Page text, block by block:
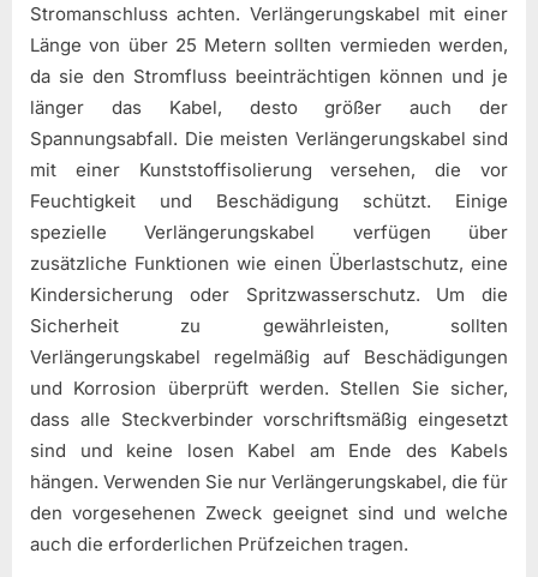
Stromanschluss achten. Verlängerungskabel mit einer
Länge von über 25 Metern sollten vermieden werden,
da sie den Stromfluss beeinträchtigen können und je
länger das Kabel, desto größer auch der
Spannungsabfall. Die meisten Verlängerungskabel sind
mit einer Kunststoffisolierung versehen, die vor
Feuchtigkeit und Beschädigung schützt. Einige
spezielle Verlängerungskabel verfügen über
zusätzliche Funktionen wie einen Überlastschutz, eine
Kindersicherung oder Spritzwasserschutz. Um die
Sicherheit zu gewährleisten, sollten
Verlängerungskabel regelmäßig auf Beschädigungen
und Korrosion überprüft werden. Stellen Sie sicher,
dass alle Steckverbinder vorschriftsmäßig eingesetzt
sind und keine losen Kabel am Ende des Kabels
hängen. Verwenden Sie nur Verlängerungskabel, die für
den vorgesehenen Zweck geeignet sind und welche
auch die erforderlichen Prüfzeichen tragen.